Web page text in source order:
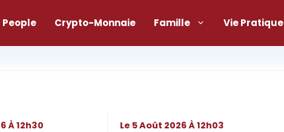
People Crypto-Monnaie Famille Vie Pratique
À 12h30 Le 5 Août 2026 À 12h03